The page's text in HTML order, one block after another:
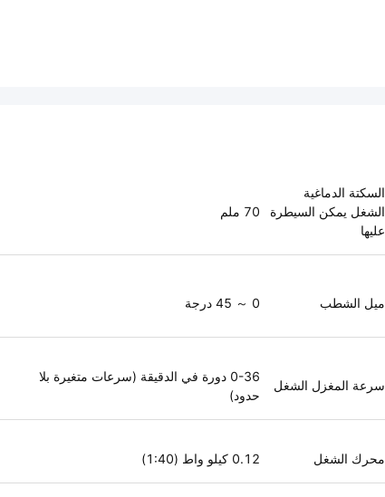
السكتة الدماغية
الشغل يمكن السيطرة
عليها
70 ملم
ميل الشطب 0 ～ 45 درجة
سرعة المغزل الشغل
0-36 دورة في الدقيقة (سرعات متغيرة بلا
حدود)
محرك الشغل 0.12 كيلو واط (1:40)